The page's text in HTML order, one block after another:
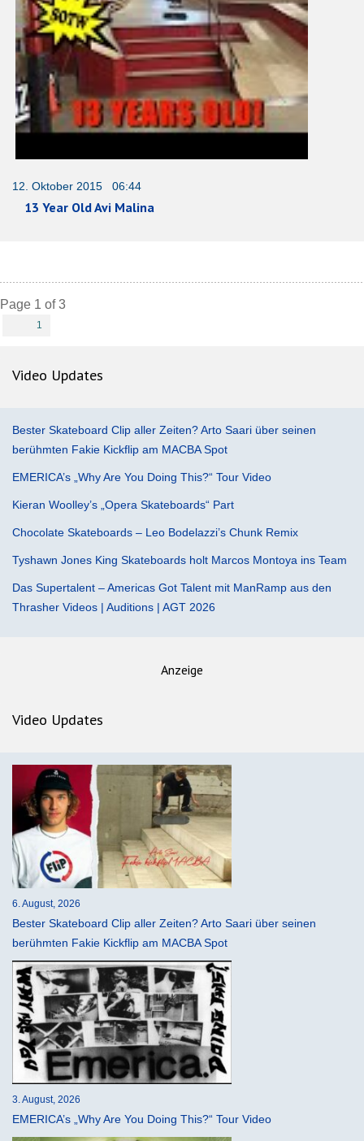
12. Oktober 2015 06:44
13 Year Old Avi Malina
Page 1 of 3
1
Video Updates
Bester Skateboard Clip aller Zeiten? Arto Saari über seinen
berühmten Fakie Kickflip am MACBA Spot
EMERICA’s „Why Are You Doing This?“ Tour Video
Kieran Woolley’s „Opera Skateboards“ Part
Chocolate Skateboards – Leo Bodelazzi’s Chunk Remix
Tyshawn Jones King Skateboards holt Marcos Montoya ins Team
Das Supertalent – Americas Got Talent mit ManRamp aus den
Thrasher Videos | Auditions | AGT 2026
Anzeige
Video Updates
6. August, 2026
Bester Skateboard Clip aller Zeiten? Arto Saari über seinen
berühmten Fakie Kickflip am MACBA Spot
3. August, 2026
EMERICA’s „Why Are You Doing This?“ Tour Video